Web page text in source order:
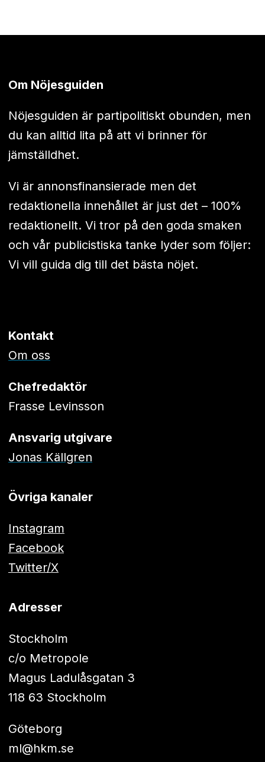
Om Nöjesguiden
Nöjesguiden är partipolitiskt obunden, men
du kan alltid lita på att vi brinner för
jämställdhet.
Vi är annonsfinansierade men det
redaktionella innehållet är just det – 100%
redaktionellt. Vi tror på den goda smaken
och vår publicistiska tanke lyder som följer:
Vi vill guida dig till det bästa nöjet.
Kontakt
Om oss
Chefredaktör
Frasse Levinsson
Ansvarig utgivare
Jonas Källgren
Övriga kanaler
Instagram
Facebook
Twitter/X
Adresser
Stockholm
c/o Metropole
Magus Ladulåsgatan 3
118 63 Stockholm
Göteborg
ml@hkm.se